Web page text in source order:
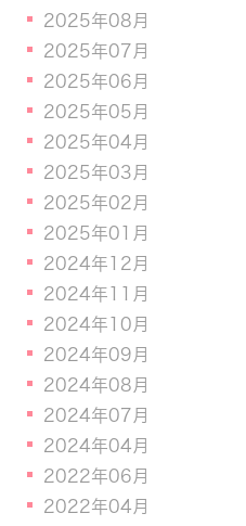
2025年08月
2025年07月
2025年06月
2025年05月
2025年04月
2025年03月
2025年02月
2025年01月
2024年12月
2024年11月
2024年10月
2024年09月
2024年08月
2024年07月
2024年04月
2022年06月
2022年04月